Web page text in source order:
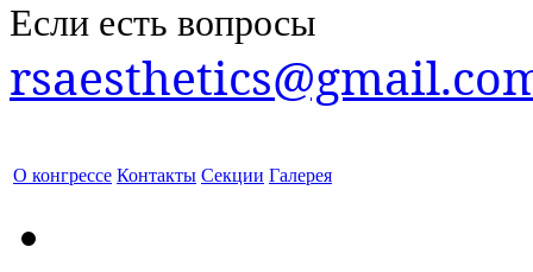
Если есть вопросы
О конгрессе Контакты Секции Галерея